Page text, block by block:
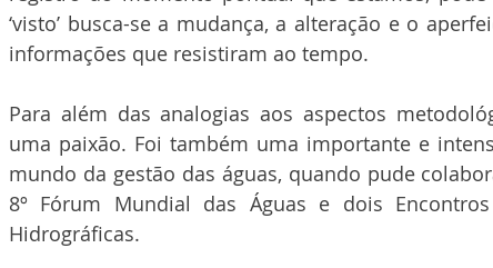
‘visto’ busca-se a mudança, a alteração e o
informações que resistiram ao tempo.
Para além das analogias aos aspectos
uma paixão. Foi também uma importante e
mundo da gestão das águas, quando pude
8º Fórum Mundial das Águas e dois
Hidrográficas.